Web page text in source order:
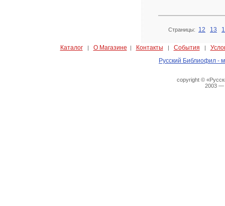
Страницы: 12 13
Каталог| О Магазине | Контакты | События |
Русский Библиофил -
copyright ©
2003 —